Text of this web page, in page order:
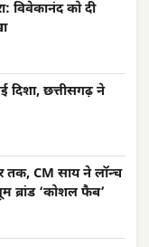
विवेकानंद को दी
दिशा, छत्तीसगढ़ ने
तक, CM साय ने लॉन्च
ब्रांड ‘कोशल फैब’